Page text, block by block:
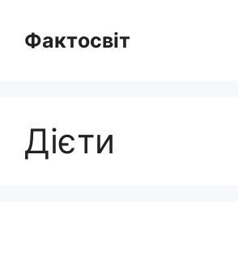
вмістуФактосвіт
Дієти